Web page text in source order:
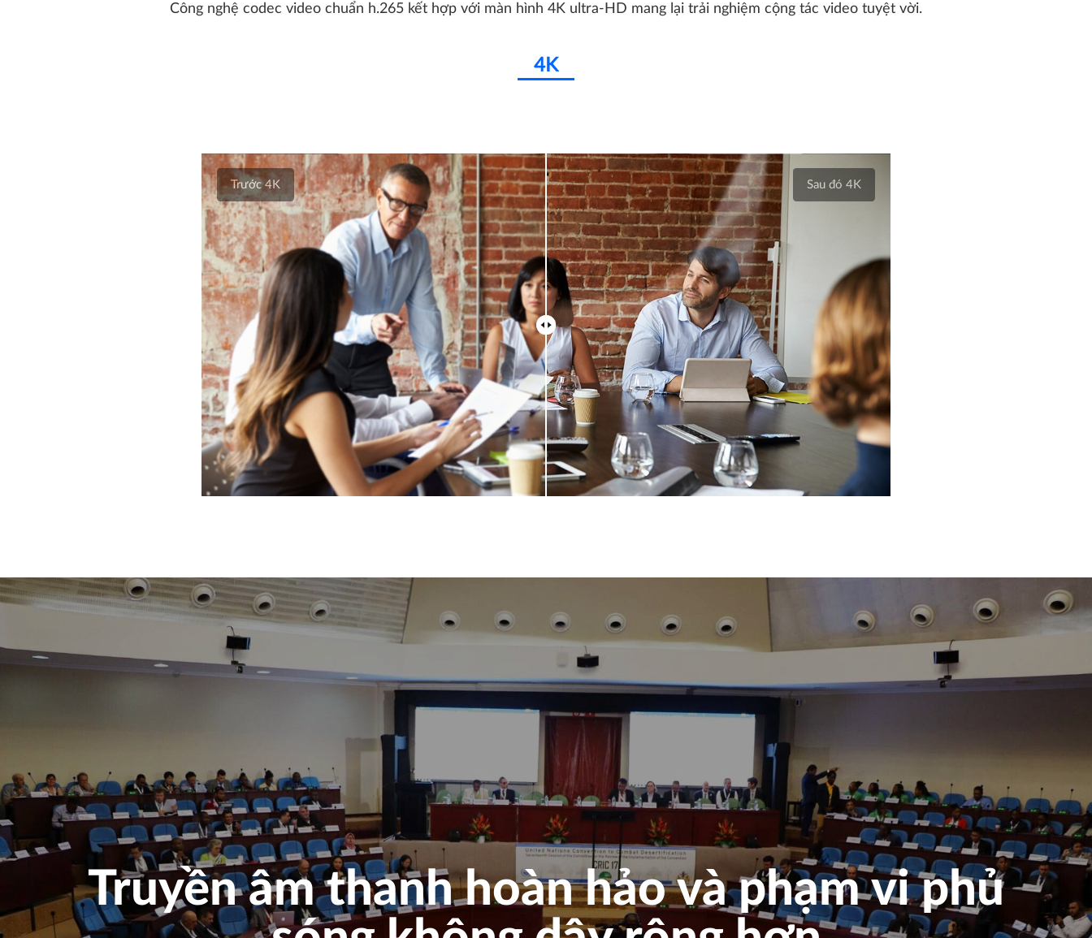
Công nghệ codec video chuẩn h.265 kết hợp với màn hình 4K ultra-HD mang lại trải nghiệm cộng tác video tuyệt vời.
4K
Trước 4K Sau đó 4K
Truyền âm thanh hoàn hảo và phạm vi phủ